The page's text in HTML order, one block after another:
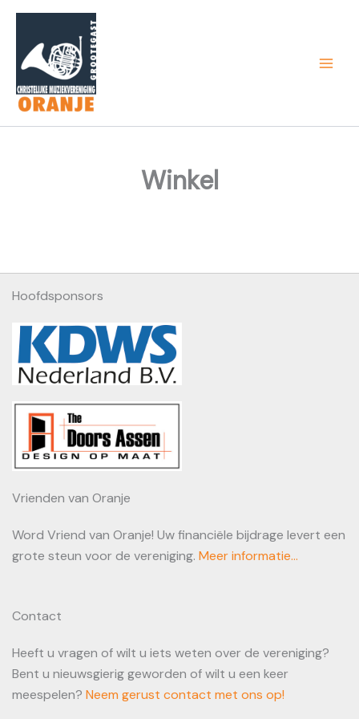
inhoud
Winkel
Hoofdsponsors
Vrienden van Oranje
Word Vriend van Oranje! Uw financiële bijdrage levert een
grote steun voor de vereniging. Meer informatie...
Contact
Heeft u vragen of wilt u iets weten over de vereniging?
Bent u nieuwsgierig geworden of wilt u een keer
meespelen? Neem gerust contact met ons op!